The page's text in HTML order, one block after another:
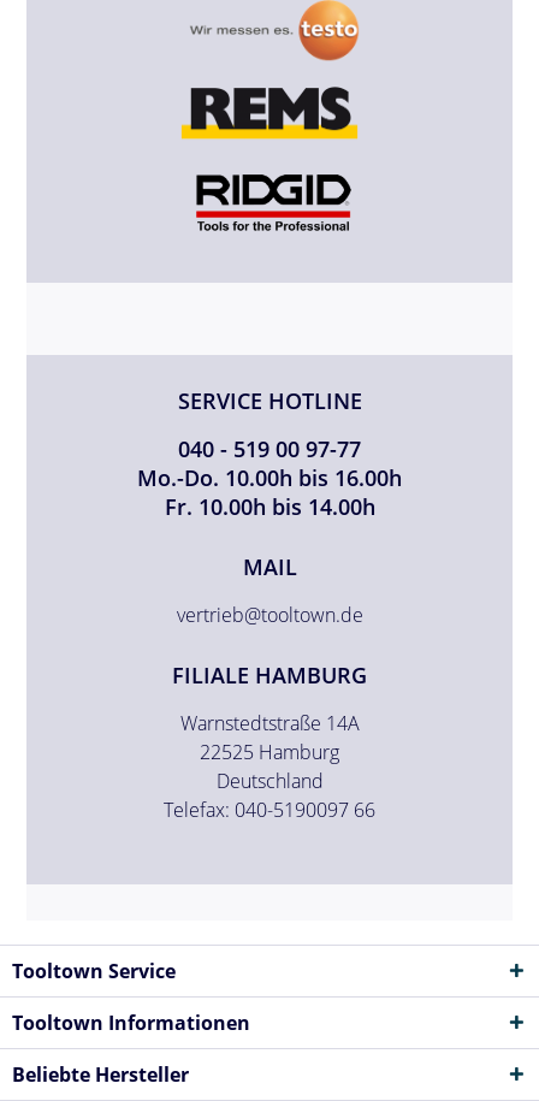
SERVICE HOTLINE
040 - 519 00 97-77
Mo.-Do. 10.00h bis 16.00h
Fr. 10.00h bis 14.00h
MAIL
vertrieb@tooltown.de
FILIALE HAMBURG
Warnstedtstraße 14A
22525 Hamburg
Deutschland
Telefax: 040-5190097 66
Tooltown Service
Tooltown Informationen
Beliebte Hersteller